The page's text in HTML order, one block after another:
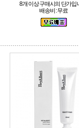
8개 이상 구매시의 단가입
배송비 : 무료